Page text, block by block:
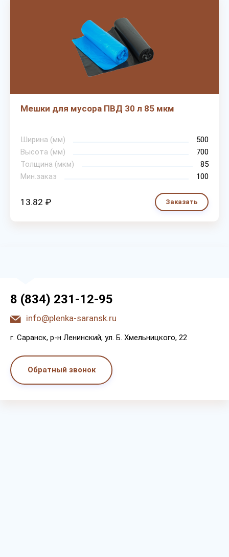
Мешки для мусора ПВД 30 л 85 мкм
Ширина (мм)
500
Высота (мм)
700
Толщина (мкм)
85
Мин.заказ
100
13.82 ₽ Заказать
8 (834) 231-12-95
info@plenka-saransk.ru
г. Capaнcк, p-н Лeнинcкий, ул. Б. Хмeльницкoгo, 22
Обратный звонок